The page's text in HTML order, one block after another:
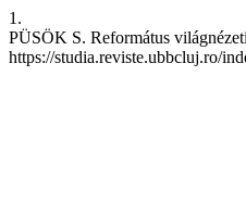
1.
PÜSÖK S. Református
https://studia.reviste.ubbcluj.ro/